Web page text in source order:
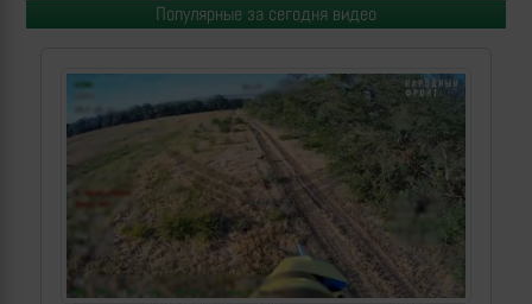
Популярные за сегодня видео